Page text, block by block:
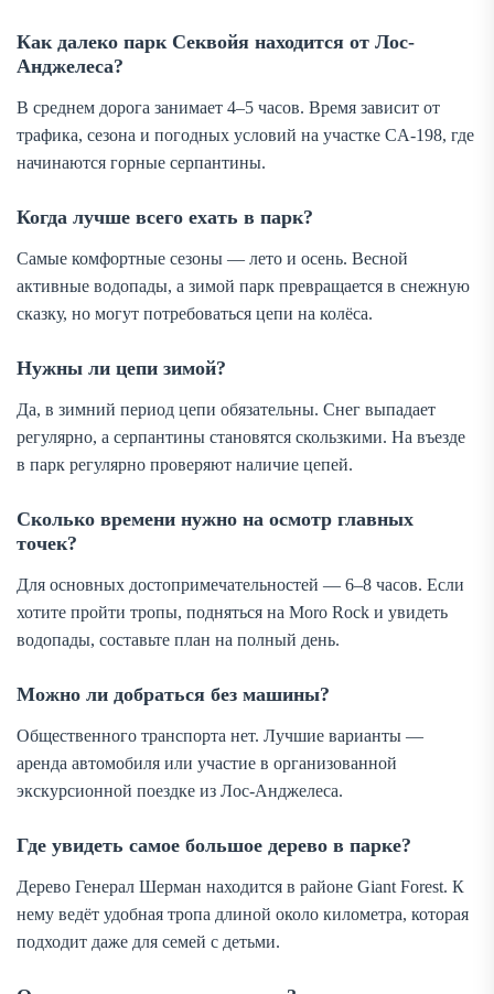
Как далеко парк Секвойя находится от Лос-
Анджелеса?
В среднем дорога занимает 4–5 часов. Время зависит от
трафика, сезона и погодных условий на участке CA-198, где
начинаются горные серпантины.
Когда лучше всего ехать в парк?
Самые комфортные сезоны — лето и осень. Весной
активные водопады, а зимой парк превращается в снежную
сказку, но могут потребоваться цепи на колёса.
Нужны ли цепи зимой?
Да, в зимний период цепи обязательны. Снег выпадает
регулярно, а серпантины становятся скользкими. На въезде
в парк регулярно проверяют наличие цепей.
Сколько времени нужно на осмотр главных
точек?
Для основных достопримечательностей — 6–8 часов. Если
хотите пройти тропы, подняться на Moro Rock и увидеть
водопады, составьте план на полный день.
Можно ли добраться без машины?
Общественного транспорта нет. Лучшие варианты —
аренда автомобиля или участие в организованной
экскурсионной поездке из Лос-Анджелеса.
Где увидеть самое большое дерево в парке?
Дерево Генерал Шерман находится в районе Giant Forest. К
нему ведёт удобная тропа длиной около километра, которая
подходит даже для семей с детьми.